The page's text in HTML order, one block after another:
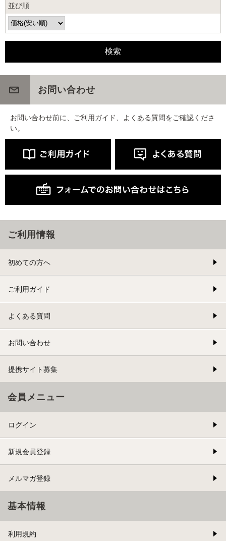
並び順
お問い合わせ
お問い合わせ前に、ご利用ガイド、よくある質問をご確認くださ
い。
ご利用情報
初めての方へ
ご利用ガイド
よくある質問
お問い合わせ
提携サイト募集
会員メニュー
ログイン
新規会員登録
メルマガ登録
基本情報
利用規約